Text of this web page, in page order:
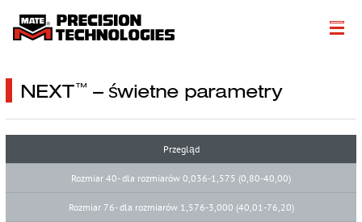
Rozwiązania w zakresie fabrykacji
NEXT™ – świetne parametry
Przegląd
Rozmiar 40- dla rozmiarów 0,036-1,575 (0,80-40,00)
Rozmiar 76- dla rozmiarów 1,576-3,000 (40,01-76,20)